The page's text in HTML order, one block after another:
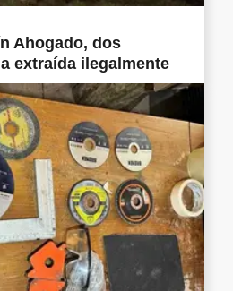
Ahogado, dos
extraída ilegalmente